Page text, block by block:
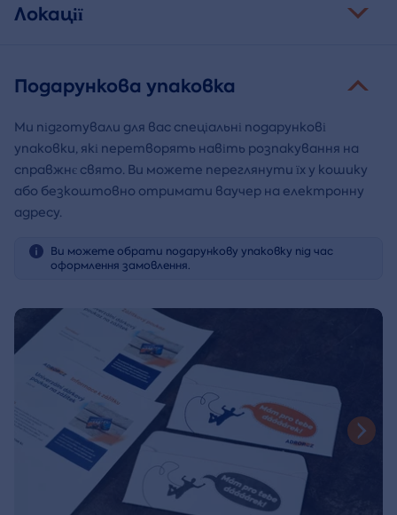
Локації
Подарункова упаковка
Ми підготували для вас спеціальні подарункові
упаковки, які перетворять навіть розпакування на
справжнє свято. Ви можете переглянути їх у кошику
або безкоштовно отримати ваучер на електронну
адресу.
Ви можете обрати подарункову упаковку під час
оформлення замовлення.